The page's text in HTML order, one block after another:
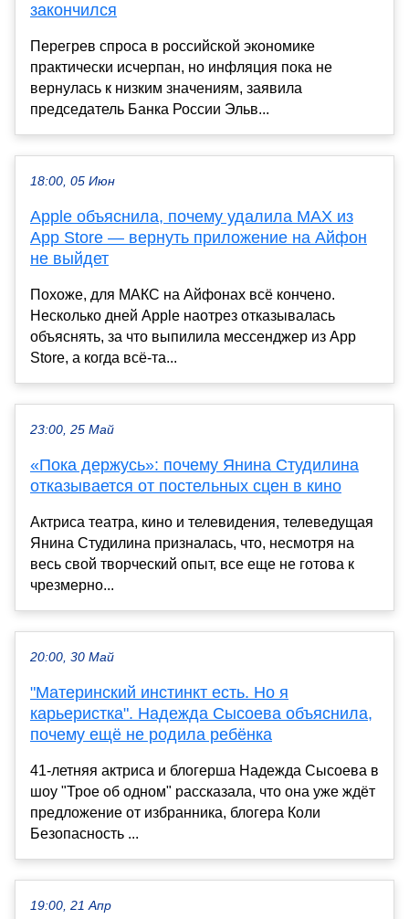
закончился
Перегрев спроса в российской экономике
практически исчерпан, но инфляция пока не
вернулась к низким значениям, заявила
председатель Банка России Эльв...
18:00, 05 Июн
Apple объяснила, почему удалила MAX из
App Store — вернуть приложение на Айфон
не выйдет
Похоже, для МАКС на Айфонах всё кончено.
Несколько дней Apple наотрез отказывалась
объяснять, за что выпилила мессенджер из App
Store, а когда всё-та...
23:00, 25 Май
«Пока держусь»: почему Янина Студилина
отказывается от постельных сцен в кино
Актриса театра, кино и телевидения, телеведущая
Янина Студилина призналась, что, несмотря на
весь свой творческий опыт, все еще не готова к
чрезмерно...
20:00, 30 Май
"Материнский инстинкт есть. Но я
карьеристка". Надежда Сысоева объяснила,
почему ещё не родила ребёнка
41-летняя актриса и блогерша Надежда Сысоева в
шоу "Трое об одном" рассказала, что она уже ждёт
предложение от избранника, блогера Коли
Безопасность ...
19:00, 21 Апр